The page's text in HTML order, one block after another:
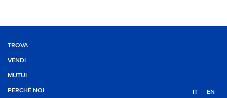
TROVA
VENDI
MUTUI
PERCHÉ NOI IT EN